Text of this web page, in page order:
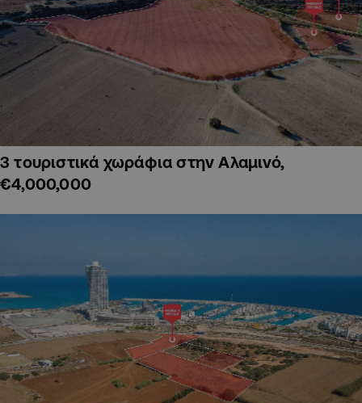
3 τουριστικά χωράφια στην Αλαμινό,
€4,000,000